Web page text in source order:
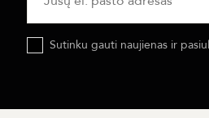
Sutinku gauti naujienas ir